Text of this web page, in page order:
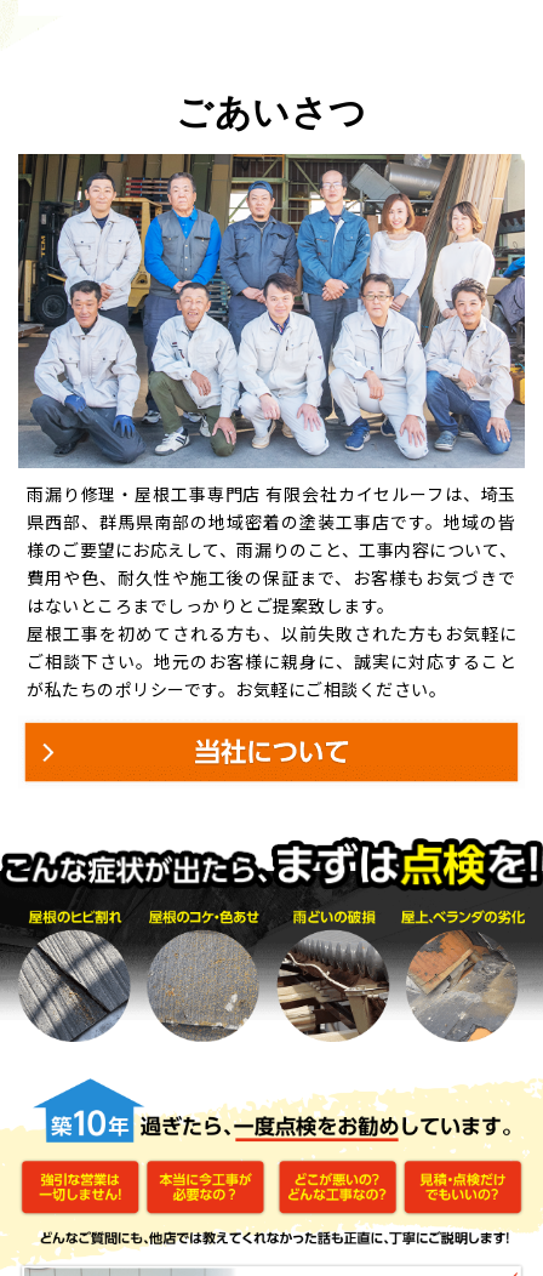
ごあいさつ
雨漏り修理・屋根工事専門店 有限会社カイセルーフは、埼玉
県西部、群馬県南部の地域密着の塗装工事店です。地域の皆
様のご要望にお応えして、雨漏りのこと、工事内容について、
費⽤や⾊、耐久性や施工後の保証まで、お客様もお気づきで
はないところまでしっかりとご提案致します。
屋根工事を初めてされる方も、以前失敗された方もお気軽に
ご相談下さい。地元のお客様に親身に、誠実に対応すること
が私たちのポリシーです。お気軽にご相談ください。